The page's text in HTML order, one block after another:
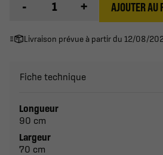
- + AJOUTER AU
Livraison prévue à partir du 12/08/
Fiche technique
Longueur
90 cm
Largeur
70 cm